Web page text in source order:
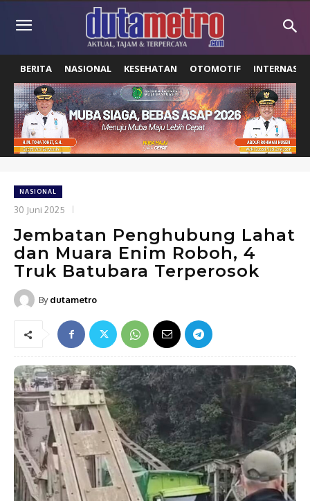
BERITA NASIONAL KESEHATAN OTOMOTIF
NASIONAL
30 Juni 2025
Jembatan Penghubung Lahat
dan Muara Enim Roboh, 4
Truk Batubara Terperosok
By dutametro